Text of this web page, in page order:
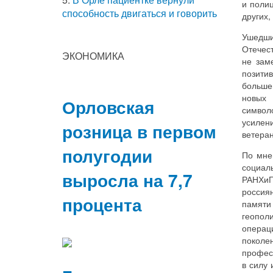
и
не
новых
По
в силу
способность двигаться и говорить
ЭКОНОМИКА
Орловская
розница в первом
полугодии
выросла на 7,7
процента